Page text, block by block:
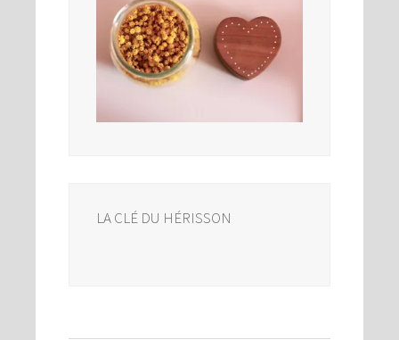
LA CLÉ DU HÉRISSON